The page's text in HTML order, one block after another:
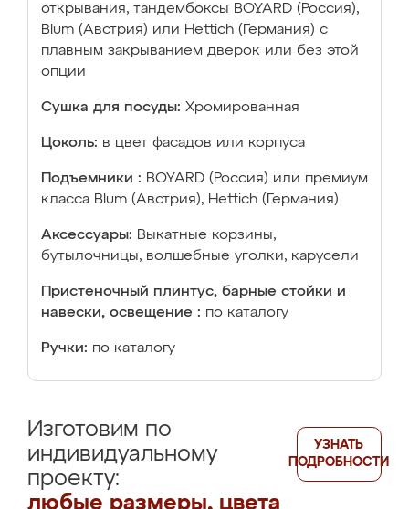
открывания, тандембоксы BOYARD (Россия),
Blum (Австрия) или Hettich (Германия) с
плавным закрыванием дверок или без этой
опции
Сушка для посуды: Хромированная
Цоколь: в цвет фасадов или корпуса
Подъемники : BOYARD (Россия) или премиум
класса Blum (Австрия), Hettich (Германия)
Аксессуары: Выкатные корзины,
бутылочницы, волшебные уголки, карусели
Пристеночный плинтус, барные стойки и
навески, освещение : по каталогу
Ручки: по каталогу
Изготовим по
индивидуальному
проекту:
любые размеры, цвета
УЗНАТЬ
ПОДРОБНОСТИ